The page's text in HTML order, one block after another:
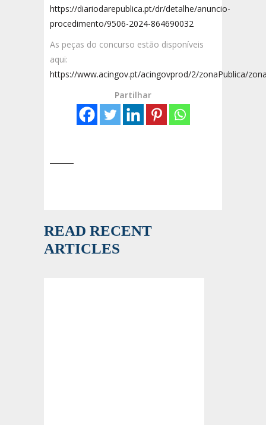
https://diariodarepublica.pt/dr/detalhe/anuncio-
procedimento/9506-2024-864690032
As peças do concurso estão disponíveis
aqui:
https://www.acingov.pt/acingovprod/2/zonaPublica/
Partilhar
READ RECENT
ARTICLES